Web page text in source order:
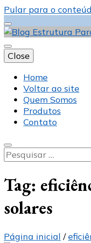
Pular para o
Blog
Close
Home
Voltar ao site
Quem Somos
Produtos
Contato
Pesquisar
por:
Tag:
solares
Página inicial /